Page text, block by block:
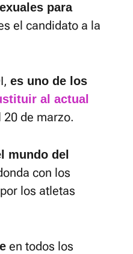
para
el candidato a la
es uno de los
al actual
de marzo.
mundo del
con los
los atletas
en todos los